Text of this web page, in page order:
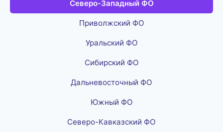
Северо-Западный ФО
Приволжский ФО
Уральский ФО
Сибирский ФО
Дальневосточный ФО
Южный ФО
Северо-Кавказский ФО